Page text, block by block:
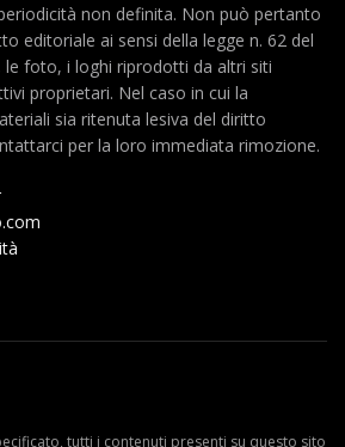
non definita. Non può pertanto
editoriale ai sensi della legge n. 62 del
le foto, i loghi riprodotti da altri siti
proprietari. Nel caso in cui la
sia ritenuta lesiva del diritto
per la loro immediata rimozione.
tutti i contenuti presenti su questo sito